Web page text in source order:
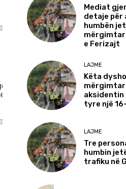
Mediat
detaje për
humbën
e Ferizajt
LAJME
Këta
aksidentin
tyre një
LAJME
Tre
humbin
trafiku në